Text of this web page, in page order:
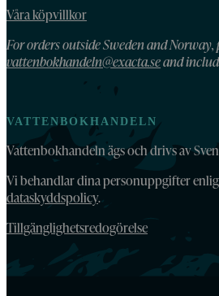
Våra köpvillkor
For orders outside Sweden and
vattenbokhandeln@exacta.seand
VATTENBOKHANDELN
Vattenbokhandeln ägs och drivs av
Vi behandlar dina personuppgifter
dataskyddspolicy.
Tillgänglighetsredogörelse